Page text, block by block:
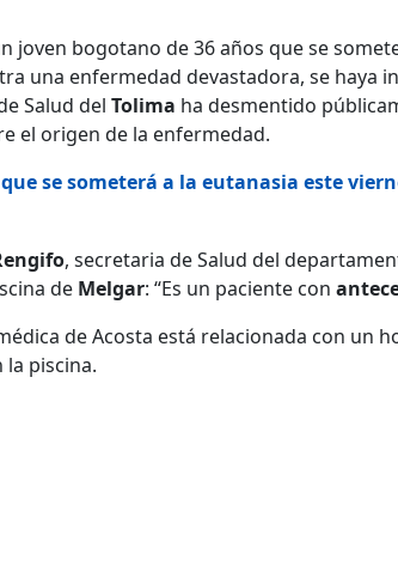
joven bogotano de 36 años que se
una enfermedad devastadora, se haya
Salud del Tolima ha desmentido
el origen de la enfermedad.
se someterá a la eutanasia este
, secretaria de Salud del
de Melgar: “Es un paciente con
de Acosta está relacionada con un
piscina.